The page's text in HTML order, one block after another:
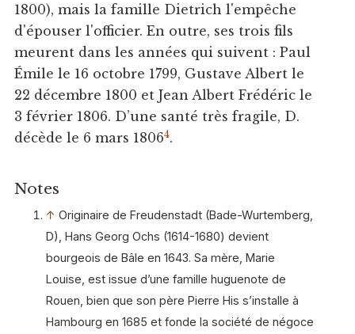
1800), mais la famille Dietrich l'empêche
d'épouser l'officier. En outre, ses trois fils
meurent dans les années qui suivent : Paul
Émile le 16 octobre 1799, Gustave Albert le
22 décembre 1800 et Jean Albert Frédéric le
3 février 1806. D’une santé très fragile, D.
décède le 6 mars 18064.
Notes
↑ Originaire de Freudenstadt (Bade-Wurtemberg,
D), Hans Georg Ochs (1614-1680) devient
bourgeois de Bâle en 1643. Sa mère, Marie
Louise, est issue d’une famille huguenote de
Rouen, bien que son père Pierre His s’installe à
Hambourg en 1685 et fonde la société de négoce